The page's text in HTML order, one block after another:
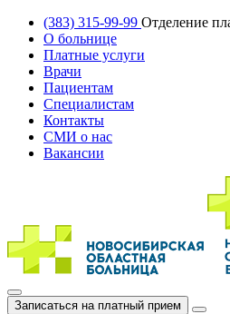
(383) 315-99-99 Отделение
О больнице
Платные услуги
Врачи
Пациентам
Специалистам
Контакты
СМИ о нас
Вакансии
Записаться на платный прием